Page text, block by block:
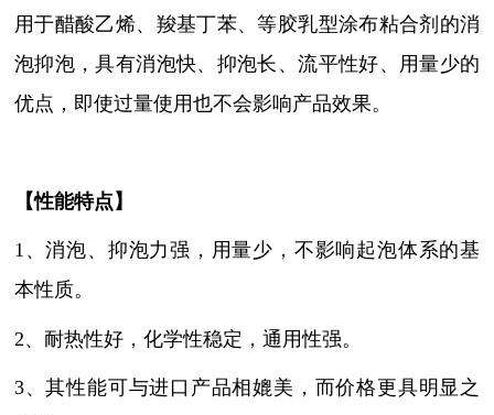
用于醋酸乙烯、羧基丁苯、等胶乳型涂布粘合剂的消
泡抑泡，具有消泡快、抑泡长、流平性好、用量少的
优点，即使过量使用也不会影响产品效果。
【性能特点】
1、消泡、抑泡力强，用量少，不影响起泡体系的基
本性质。
2、耐热性好，化学性稳定，通用性强。
3、其性能可与进口产品相媲美，而价格更具明显之